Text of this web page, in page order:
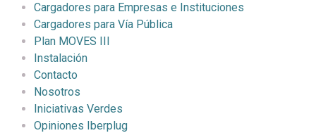
Cargadores para Empresas e Instituciones
Cargadores para Vía Pública
Plan MOVES III
Instalación
Contacto
Nosotros
Iniciativas Verdes
Opiniones Iberplug